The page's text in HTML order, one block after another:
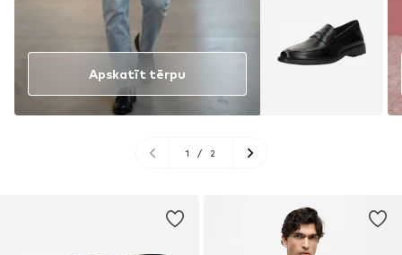
Apskatīt tērpu
1 / 2